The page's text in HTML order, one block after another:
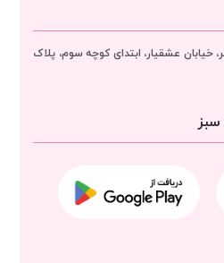
خیابان عشقیار، ابتدای کوچه سوم، پلاک
سبز